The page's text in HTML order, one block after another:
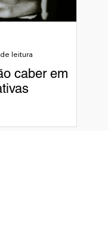
caber em
leitura